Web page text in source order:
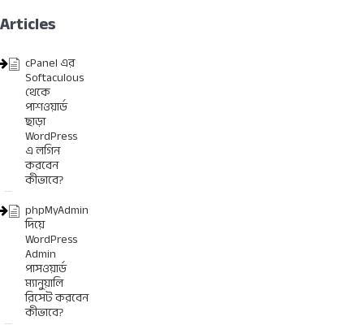
Articles
cPanel এর
Softaculous
থেকে
পাশওয়ার্ড
ছাড়া
WordPress
এ লগিন
করবেন
কীভাবে?
phpMyAdmin
দিয়ে
WordPress
Admin
পাসওয়ার্ড
ম্যানুয়ালি
রিসেট করবেন
কীভাবে?